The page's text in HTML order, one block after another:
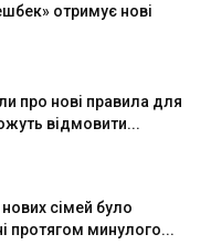
отримує нові
про нові правила для
відмовити...
сімей було
протягом минулого...